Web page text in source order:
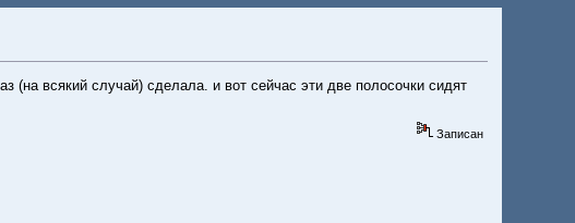
(на всякий случай) сделала. и вот сейчас эти две полосочки сидят
Записан